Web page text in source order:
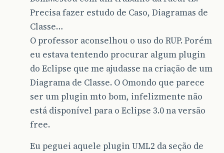
Precisa fazer estudo de Caso, Diagramas de
Classe…
O professor aconselhou o uso do RUP. Porém
eu estava tentendo procurar algum plugin
do Eclipse que me ajudasse na criação de um
Diagrama de Classe. O Omondo que parece
ser um plugin mto bom, infelizmente não
está disponível para o Eclipse 3.0 na versão
free.
Eu peguei aquele plugin UML2 da seção de